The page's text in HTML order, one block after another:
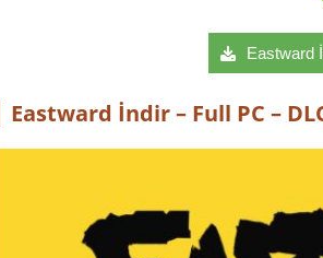
Eastward
Eastward İndir – Full PC –